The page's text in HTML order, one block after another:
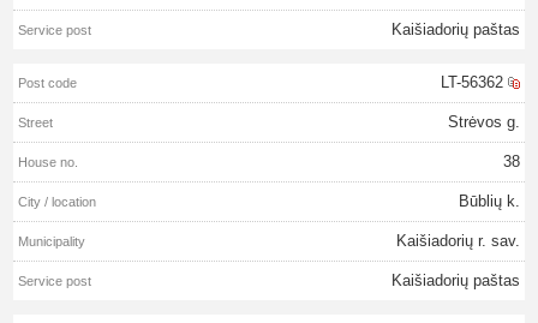
Kaišiadorių paštas
LT-56362
Strėvos g.
38
Būblių k.
Kaišiadorių r. sav.
Kaišiadorių paštas